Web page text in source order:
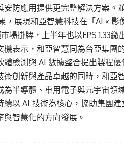
防應用提供更完整解決方案。
，展現和亞智慧科技在「AI × 影
場掛牌，上半年也以EPS 1.33
機表示，和亞智慧同為台亞集團
體檢測與 AI 數據整合提出製程
術創新與產品卓越的同時，和亞
為半導體、車用電子與元宇宙領
以 AI 技術為核心，協助集團
智慧化的方向發展。